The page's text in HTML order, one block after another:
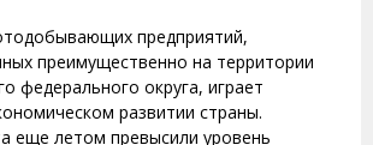
предприятий,
преимущественно на территории
федерального округа, играет
развитии страны.
еще летом превысили уровень